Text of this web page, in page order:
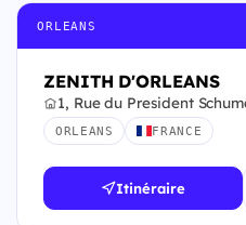
ORLEANS
ZENITH D'ORLEANS
1, Rue du President
ORLEANS FRANCE
Itinéraire